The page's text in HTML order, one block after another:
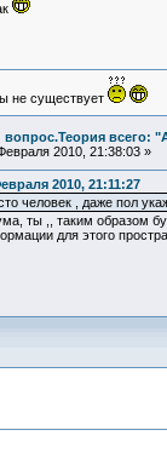
не существует
всего:
2010, 21:38:03 »
2010, 21:11:27
человек , даже пол
ты ,, таким образом
для этого